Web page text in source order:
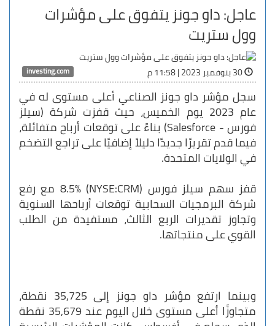
عاجل: داو جونز يتفوق على مؤشرات
وول ستريت
investing.com
سجل مؤشر داو جونز الصناعي أعلى مستوى له في
عام 2023 يوم الخميس، حيث قفزت شركة (سيلز
فورس - Salesforce) بناءً على توقعات أرباح متفائلة،
فيما قدم تقريرًا جديدًا دليلاً إضافيًا على تراجع التضخم
في الولايات المتحدة.
قفز سهم سيلز فورس (NYSE:CRM) 8.5% مع رفع
شركة البرمجيات السحابية توقعات أرباحها السنوية
وتجاوز تقديرات الربع الثالث، مستفيدة من الطلب
القوي على منتجاتها.
وبينما ارتفع مؤشر داو جونز إلى 35,725 نقطة،
متجاوزًا أعلى مستوى خلال اليوم عند 35,679 نقطة